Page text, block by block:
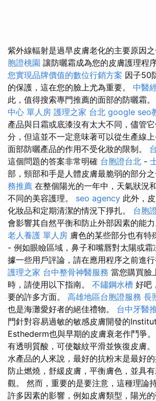
紫外線輻射是過早皮膚老化的主要原因之
胞證桃園 讓防曬霜成為您的皮膚護理程
您實現品牌價值的數位行銷方案 因子50
的保護，這在您的臉上尤為重要。 中醫
此，值得搜索專門推薦的面部的防曬霜。
中心 單人房 護理之家 台北 google seo
產品與日霜或底漆沒有太大不同，儘管
分，但這並不一定意味著可以從生產線
面部防曬產品的作用不受化妝的限制。
這個問題的答案非常明確 台胞證台北 -
部，頸部和手是人體皮膚最脆弱的部分之
務推薦 在整個陽光的一年中，天氣狀況
不同的美容護理。 seo agency 此外，
化妝品和定期清潔的情況下掙扎。 台胞
會影響其自然平衡和防止外部因素的能力
老人養護 單人房 膚色的某些部分也有特
- 例如眼瞼區域，鼻子和嘴唇對太陽或霜
據一些用戶評論，請在應用程序之前進行
護理之家 台中整骨神醫服務 當您購買臉
時，請使用以下指南。 不鏽鋼水槽 好吧
要的許多方面。 高雄地區台胞證服務 長
也是海灘愛好者的絕佳禮物。 台中牙醫
門針對容易過敏的敏感皮膚開發的Institut
Esthederm也與早期的皮膚衰老作鬥爭
有透明質酸，可使皺紋平滑並恢復皮膚
水產品的人來說，最好的抗粉末是最好
防止燃燒，舒緩皮膚，平衡膚色，並具
觀。 然而，重要的是要注意，這種理論
許多因素的影響，例如皮膚類型，陽光